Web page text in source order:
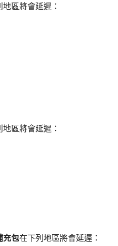
區將會延遲：
區將會延遲：
充包在下列地區將會延遲：